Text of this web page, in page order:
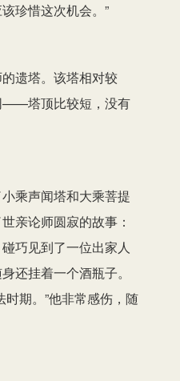
珍惜这次机会。”
遗塔。该塔相对较
——塔顶比较短，没有
乘声闻塔和大乘菩提
亲论师圆寂的故事：
巧见到了一位出家人
还挂着一个酒瓶子。
时期。”他非常感伤，随